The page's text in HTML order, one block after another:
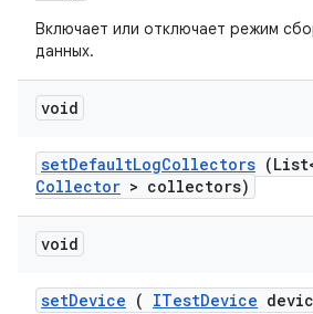
Включает или отключает режим
данных.
void
setDefaultLogCollectors
Collector > collectors)
void
setDevice ( ITestDevice